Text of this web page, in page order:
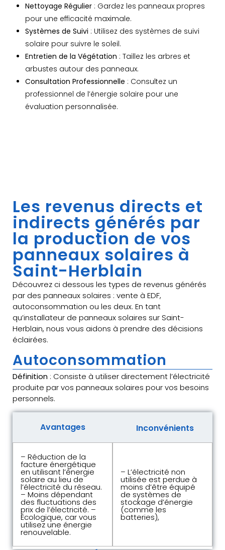
Nettoyage Régulier : Gardez les panneaux propres
pour une efficacité maximale.
Systèmes de Suivi : Utilisez des systèmes de suivi
solaire pour suivre le soleil.
Entretien de la Végétation : Taillez les arbres et
arbustes autour des panneaux.
Consultation Professionnelle : Consultez un
professionnel de l’énergie solaire pour une
évaluation personnalisée.
Les revenus directs et
indirects générés par
la production de vos
panneaux solaires à
Saint-Herblain
Découvrez ci dessous les types de revenus générés
par des panneaux solaires : vente à EDF,
autoconsommation ou les deux. En tant
qu’installateur de panneaux solaires sur Saint-
Herblain, nous vous aidons à prendre des décisions
éclairées.
Autoconsommation
Définition : Consiste à utiliser directement l’électricité
produite par vos panneaux solaires pour vos besoins
personnels.
Avantages Inconvénients
– Réduction de la
facture énergétique
en utilisant l’énergie
solaire au lieu de
l’électricité du réseau.
– Moins dépendant
des fluctuations des
prix de l’électricité. –
Écologique, car vous
utilisez une énergie
renouvelable.
– L’électricité non
utilisée est perdue à
moins d’être équipé
de systèmes de
stockage d’énergie
(comme les
batteries),